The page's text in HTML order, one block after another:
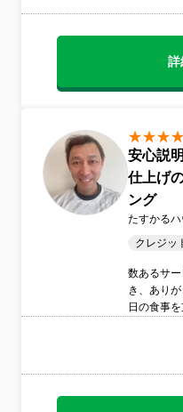
詳
安心説
仕上げ
ング
たすかる
クレジッ
数あるサ
き、あり
日の食事
す。作業
や不安の